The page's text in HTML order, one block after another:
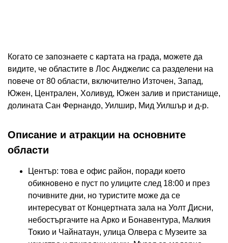
Когато се запознаете с картата на града, можете да
видите, че областите в Лос Анджелис са разделени на
повече от 80 области, включително Източен, Запад,
Южен, Централен, Холивуд, Южен залив и пристанище,
долината Сан Фернандо, Уилшир, Мид Уилшър и д-р.
Описание и атракции на основните
области
Център: това е офис район, поради което
обикновено е пуст по улиците след 18:00 и през
почивните дни, но туристите може да се
интересуват от Концертната зала на Уолт Дисни,
небостъргачите на Арко и Бонавентура, Малкия
Токио и Чайнатаун, улица Олвера с Музеите за